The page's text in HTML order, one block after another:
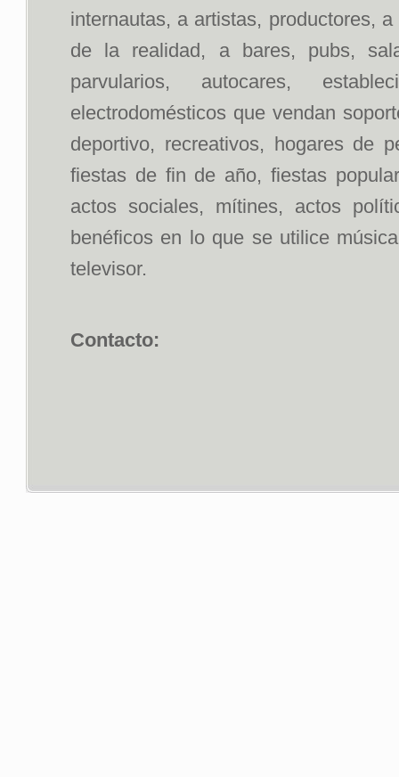
internautas, a artistas, productores,
de la realidad, a bares, pubs,
parvularios, autocares,
electrodomésticos que vendan
deportivo, recreativos, hogares de
fiestas de fin de año, fiestas
actos sociales, mítines, actos
benéficos en lo que se utilice
televisor.
Contacto: